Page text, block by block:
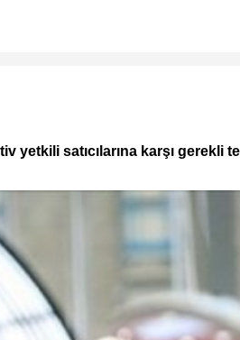
satıcılarına karşı gerekli